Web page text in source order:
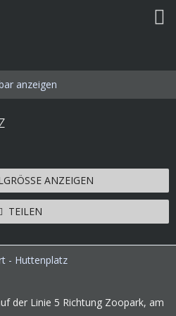
ANZEIGEN
TEILEN
der Linie 5 Richtung Zoopark, am